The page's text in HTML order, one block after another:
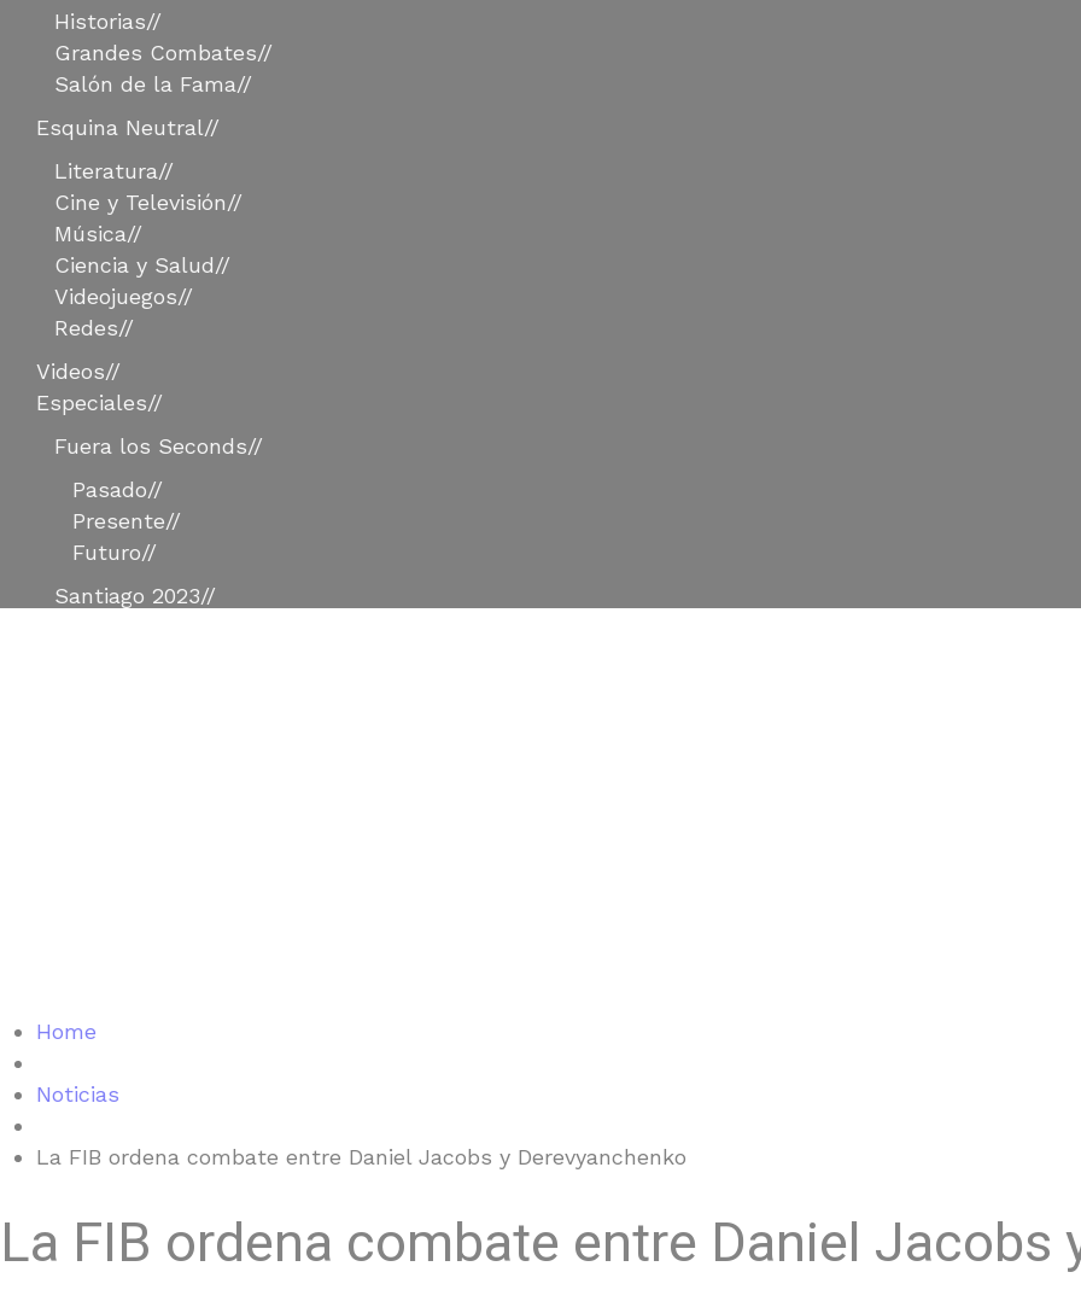
Historias//
Grandes Combates//
Salón de la Fama//
Esquina Neutral//
Literatura//
Cine y Televisión//
Música//
Ciencia y Salud//
Videojuegos//
Redes//
Videos//
Especiales//
Fuera los Seconds//
Pasado//
Presente//
Futuro//
Santiago 2023//
Home
Noticias
La FIB ordena combate entre Daniel Jacobs y Derevyanchenko
La FIB ordena combate entre Daniel Jacobs